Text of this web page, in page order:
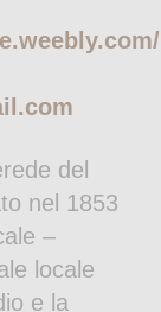
del
nel 1853
–
locale
e la